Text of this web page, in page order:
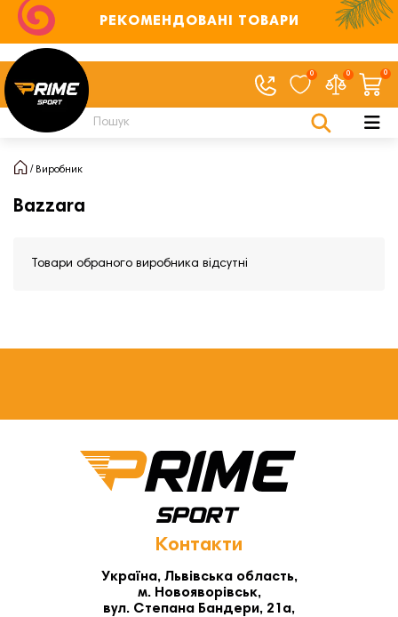
РЕКОМЕНДОВАНІ ТОВАРИ
0 0 0
Виробник
Bazzara
Товари обраного виробника відсутні
Контакти
Україна, Львівська область,
м. Новояворівськ,
вул. Степана Бандери, 21а,